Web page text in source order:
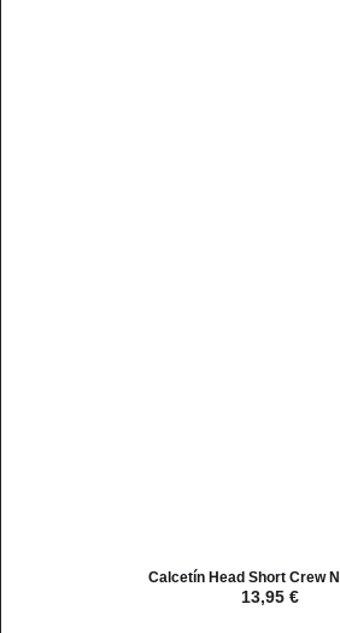
Calcetín Head Short Crew
13,95 €